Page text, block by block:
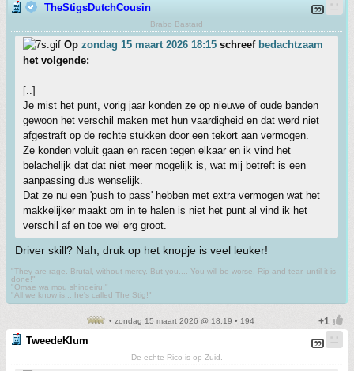
TheStigsDutchCousin
Brabo Bastard
Op zondag 15 maart 2026 18:15 schreef bedachtzaam
het volgende:
[..]
Je mist het punt, vorig jaar konden ze op nieuwe of oude banden
gewoon het verschil maken met hun vaardigheid en dat werd niet
afgestraft op de rechte stukken door een tekort aan vermogen.
Ze konden voluit gaan en racen tegen elkaar en ik vind het
belachelijk dat dat niet meer mogelijk is, wat mij betreft is een
aanpassing dus wenselijk.
Dat ze nu een 'push to pass' hebben met extra vermogen wat het
makkelijker maakt om in te halen is niet het punt al vind ik het
verschil af en toe wel erg groot.
Driver skill? Nah, druk op het knopje is veel leuker!
"They are rage. Brutal, without mercy. But you.... You will be worse. Rip and tear, until it is
done!"
"Omae wa mou shindeiru."
"All we know is... he's called The Stig!"
• zondag 15 maart 2026 @ 18:19 • 194
TweedeKlum
De echte Rico is op Zuid.